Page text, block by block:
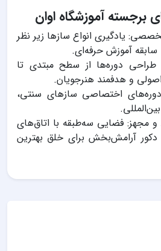
برجسته آموزشگاه اوان
یادگیری انواع سازها زیر نظر
سابقه آموزش حرفه‌ای.
طراحی دوره‌ها از سطح مبتدی تا
و هدفمند هنرجویان.
اختصاصی سازهای سنتی،
مجهز: فضایی سه‌طبقه با اتاق‌های
دکور آرامش‌بخش برای خلق بهترین